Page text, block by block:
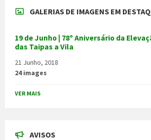
GALERIAS DE IMAGENS EM
19 de Junho | 78º Aniversário da
das Taipas a Vila
21 Junho, 2018
24 images
VER MAIS
AVISOS